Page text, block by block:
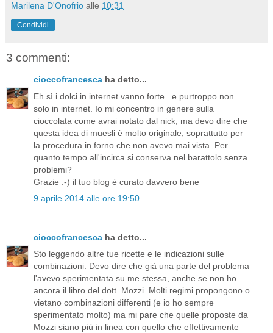
Marilena D'Onofrio alle 10:31
Condividi
3 commenti:
cioccofrancesca ha detto...
Eh sì i dolci in internet vanno forte...e purtroppo non
solo in internet. Io mi concentro in genere sulla
cioccolata come avrai notato dal nick, ma devo dire che
questa idea di muesli è molto originale, soprattutto per
la procedura in forno che non avevo mai vista. Per
quanto tempo all'incirca si conserva nel barattolo senza
problemi?
Grazie :-) il tuo blog è curato davvero bene
9 aprile 2014 alle ore 19:50
cioccofrancesca ha detto...
Sto leggendo altre tue ricette e le indicazioni sulle
combinazioni. Devo dire che già una parte del problema
l'avevo sperimentata su me stessa, anche se non ho
ancora il libro del dott. Mozzi. Molti regimi propongono o
vietano combinazioni differenti (e io ho sempre
sperimentato molto) ma mi pare che quelle proposte da
Mozzi siano più in linea con quello che effettivamente